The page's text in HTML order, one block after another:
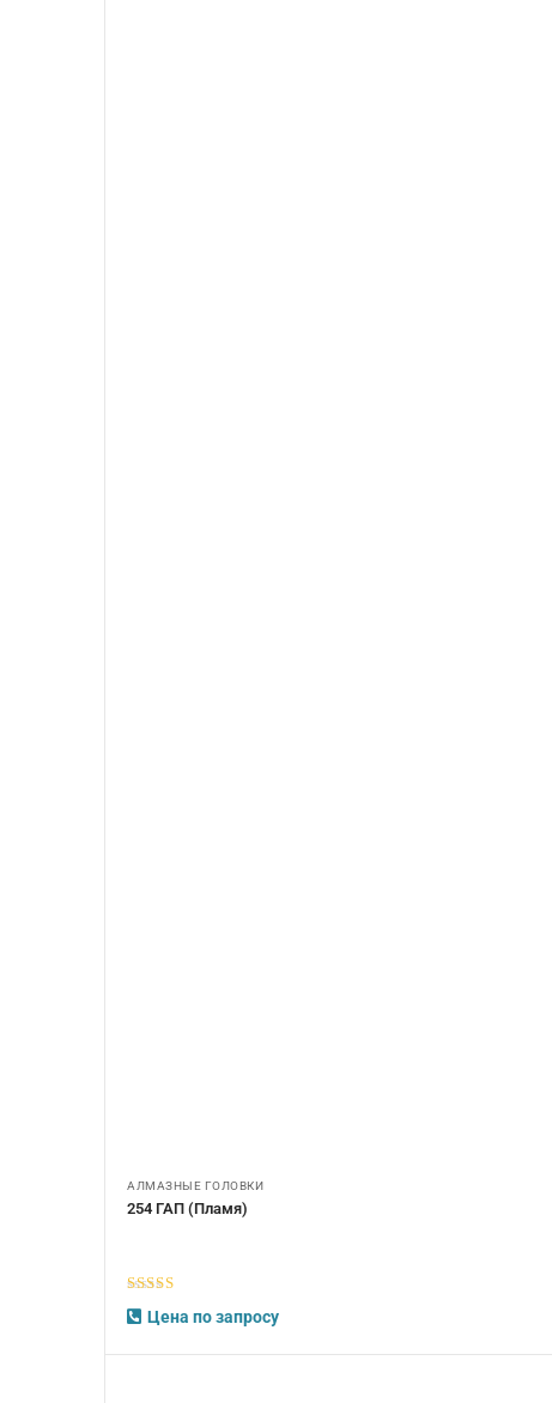
АЛМАЗНЫЕ ГОЛОВКИ
254 ГАП (Пламя)
5из 5
Цена по запросу